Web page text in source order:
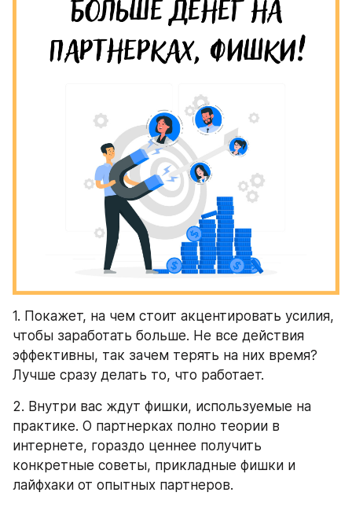
1. Покажет, на чем стоит акцентировать усилия,
чтобы заработать больше. Не все действия
эффективны, так зачем терять на них время?
Лучше сразу делать то, что работает.
2. Внутри вас ждут фишки, используемые на
практике. О партнерках полно теории в
интернете, гораздо ценнее получить
конкретные советы, прикладные фишки и
лайфхаки от опытных партнеров.